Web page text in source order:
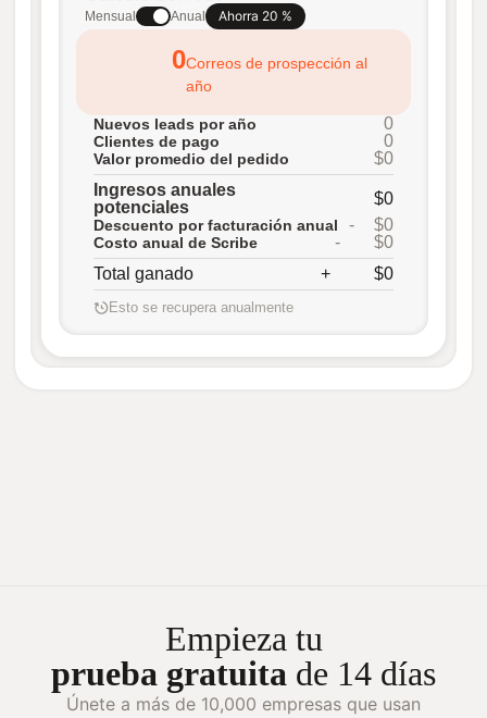
Mensual Anual Ahorra 20 %
0Correos de prospección al
año
Nuevos leads por año 0
Clientes de pago 0
Valor promedio del pedido
$0
Ingresos anuales
potenciales
$0
Descuento por facturación anual - $0
Costo anual de Scribe -
$0
Total ganado
+ $0
Esto se recupera anualmente
Empieza tu
prueba gratuita de 14 días
Únete a más de 10,000 empresas que usan